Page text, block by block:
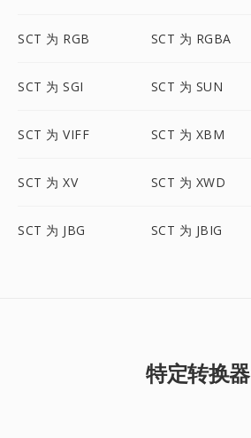
SCT 为 RGB SCT 为 RGBA
SCT 为 SGI SCT 为 SUN
SCT 为 VIFF SCT 为 XBM
SCT 为 XV SCT 为 XWD
SCT 为 JBG SCT 为 JBIG
特定转换器